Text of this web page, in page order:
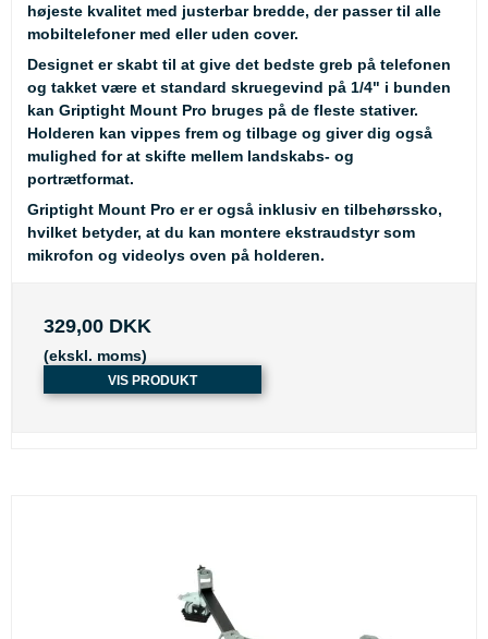
højeste kvalitet med justerbar bredde, der passer til alle
mobiltelefoner med eller uden cover.
Designet er skabt til at give det bedste greb på telefonen
og takket være et standard skruegevind på 1/4" i bunden
kan Griptight Mount Pro bruges på de fleste stativer.
Holderen kan vippes frem og tilbage og giver dig også
mulighed for at skifte mellem landskabs- og
portrætformat.
Griptight Mount Pro er er også inklusiv en tilbehørssko,
hvilket betyder, at du kan montere ekstraudstyr som
mikrofon og videolys oven på holderen.
329,00 DKK
(ekskl. moms)
VIS PRODUKT